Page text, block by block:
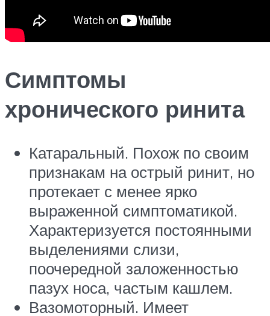
Симптомы
хронического ринита
Катаральный. Похож по своим
признакам на острый ринит, но
протекает с менее ярко
выраженной симптоматикой.
Характеризуется постоянными
выделениями слизи,
поочередной заложенностью
пазух носа, частым кашлем.
Вазомоторный. Имеет